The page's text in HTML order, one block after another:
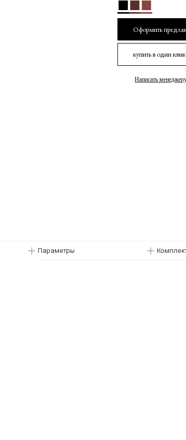
Оформить
купить в один клик
Написать
Параметры